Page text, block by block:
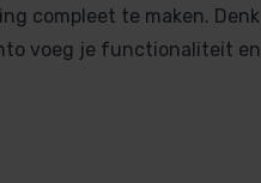
compleet te maken.
voeg je functionaliteit